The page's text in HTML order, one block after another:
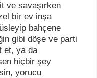
ve savaşırken
bir ev inşa
bahçene
gibi döşe ve parti
et, ya da
hiçbir şey
yorucu